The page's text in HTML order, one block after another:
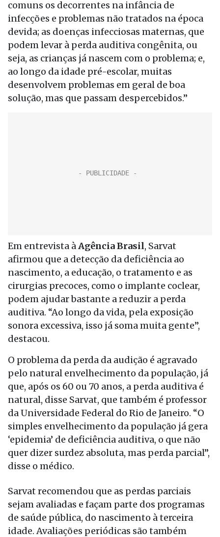
comuns os decorrentes na infância de
infecções e problemas não tratados na época
devida; as doenças infecciosas maternas, que
podem levar à perda auditiva congênita, ou
seja, as crianças já nascem com o problema; e,
ao longo da idade pré-escolar, muitas
desenvolvem problemas em geral de boa
solução, mas que passam despercebidos.”
Em entrevista àAgência Brasil, Sarvat
afirmou que a detecção da deficiência ao
nascimento, a educação, o tratamento e as
cirurgias precoces, como o implante coclear,
podem ajudar bastante a reduzir a perda
auditiva. “Ao longo da vida, pela exposição
sonora excessiva, isso já soma muita gente”,
destacou.
O problema da perda da audição é agravado
pelo natural envelhecimento da população, já
que, após os 60 ou 70 anos, a perda auditiva é
natural, disse Sarvat, que também é professor
da Universidade Federal do Rio de Janeiro. “O
simples envelhecimento da população já gera
‘epidemia’ de deficiência auditiva, o que não
quer dizer surdez absoluta, mas perda parcial”,
disse o médico.
Sarvat recomendou que as perdas parciais
sejam avaliadas e façam parte dos programas
de saúde pública, do nascimento à terceira
idade. Avaliações periódicas são também